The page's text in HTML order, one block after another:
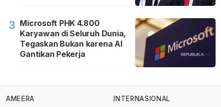
3 Microsoft PHK 4.800
Karyawan di Seluruh Dunia,
Tegaskan Bukan karena AI
Gantikan Pekerja
AMEERA
INTERNASIONAL